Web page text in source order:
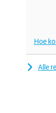
Hoe
Alle